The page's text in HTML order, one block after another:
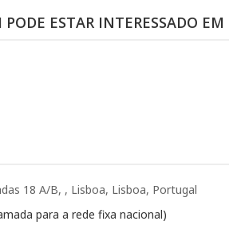
ESTAR INTERESSADO EM
18 A/B, , Lisboa, Lisboa, Portugal
para a rede fixa nacional)